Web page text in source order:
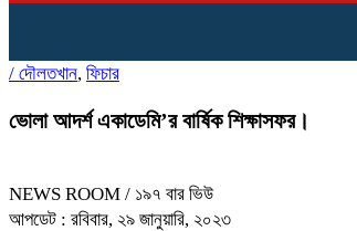
/ দৌলতখান, ফিচার
ভোলা আদর্শ একাডেমি’র বার্ষিক শিক্ষাসফর।
NEWS ROOM / ১৯৭ বার ভিউ
আপডেট : রবিবার, ২৯ জানুয়ারি, ২০২৩